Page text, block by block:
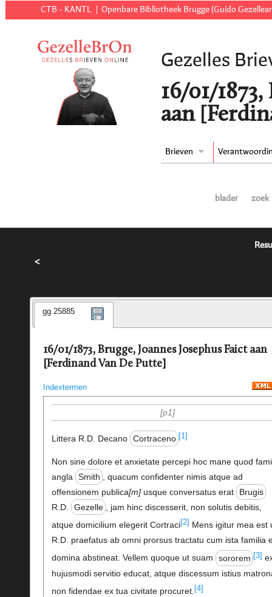
CTB - KANTL Openbare Bibliotheek Brugge (Guido
Gezelles
16/01/
aan
Brieven
blader zoek
<
gg.25885
16/01/1873, Brugge, Joannes Josephus Faict aan
[Ferdinand Van De Putte]
Indextermen
p1
Littera R.D. Decano Cortraceno [1]
Non sine dolore et anxietate percepi hoc mane quod
angla
Smith
, quacum confidenter nimis atque ad
offensionem publica m usque conversatus erat
Brugis
R.D.
Gezelle
, jam hinc discesserit, non solutis debitis,
atque domicilium elegerit Cortraci[2]
Mens igitur mea est
R.D. praefatus ab omni prorsus tractatu cum ista familia
domina abstineat. Vellem quoque ut suam
sororem [3]
hujusmodi servitio educat, atque discessum istius
non fidendae ex tua civitate procuret. [4]